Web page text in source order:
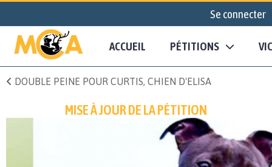
Se connecter
ACCUEIL PÉTITIONS
DOUBLE PEINE POUR CURTIS, CHIEN D'ELISA
MISE À JOUR DE LA PÉTITION